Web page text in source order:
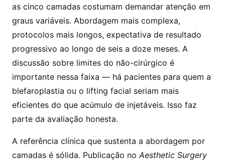
as cinco camadas costumam demandar atenção em
graus variáveis. Abordagem mais complexa,
protocolos mais longos, expectativa de resultado
progressivo ao longo de seis a doze meses. A
discussão sobre limites do não-cirúrgico é
importante nessa faixa — há pacientes para quem a
blefaroplastia ou o lifting facial seriam mais
eficientes do que acúmulo de injetáveis. Isso faz
parte da avaliação honesta.
A referência clínica que sustenta a abordagem por
camadas é sólida. Publicação noAesthetic Surgery